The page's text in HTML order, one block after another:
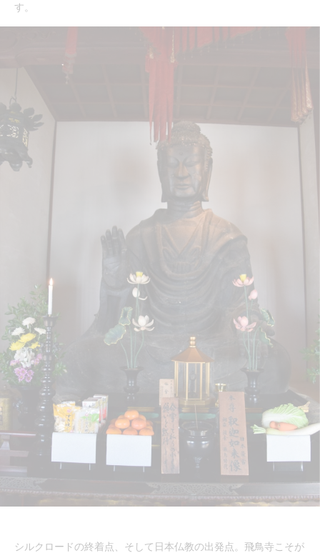
す。
シルクロードの終着点、そして日本仏教の出発点。飛鳥寺こそが